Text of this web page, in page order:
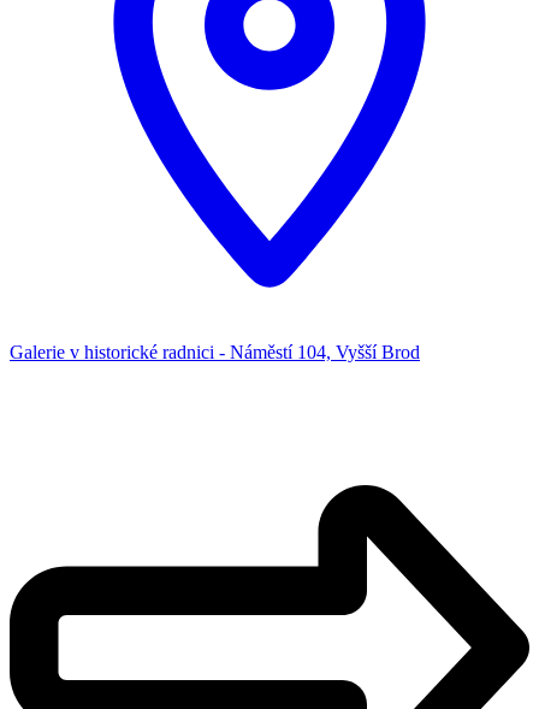
Galerie v historické radnici - Náměstí 104, Vyšší Brod